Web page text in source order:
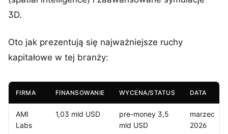
3D.
Oto jak prezentują się najważniejsze ruchy
kapitałowe w tej branży:
FIRMA FINANSOWANIE WYCENA/STATUS DATA
AMI
Labs
1,03 mld USD
pre-money 3,5
mld USD
marzec
2026